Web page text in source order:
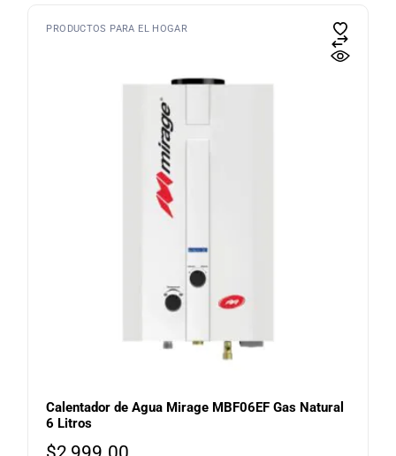
PRODUCTOS PARA EL HOGAR
Calentador de Agua Mirage MBF06EF Gas Natural
6 Litros